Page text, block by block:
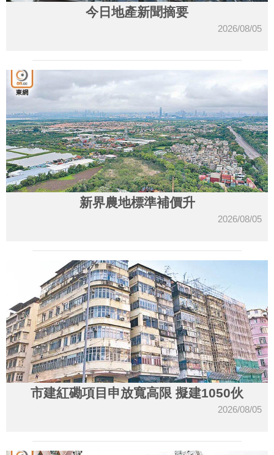
今日地產新聞摘要
2026/08/05
新界農地標準補價升
2026/08/05
市建紅磡項目申放寬高限 擬建1050伙
2026/08/05